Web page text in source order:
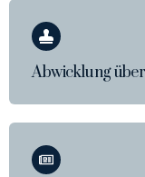
Abwicklung